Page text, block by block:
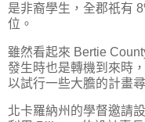
是非裔學生，全郡祇有
位。
雖然看起來 Bertie
發生時也是轉機到來時
以試行一些大膽的計畫
北卡羅納州的學督邀請